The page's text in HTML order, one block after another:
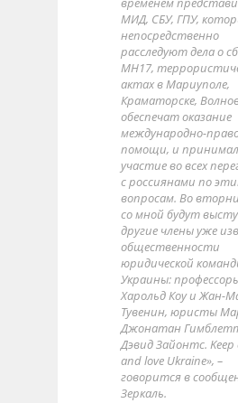
МИД, СБУ, ГПУ,
непосредственно
расследуют дела о
МН17,
актах в Мариуполе,
Краматорске,
обеспечат оказание
международно-
помощи, и
участие во всех
с россиянами по
вопросам. Во
со мной будут
другие члены уже
общественности
юридической
Украины:
Харольд Коу и Жан-
Тувенин, юристы
Джонатан
Дэвид Зайонтс. Keep
and love Ukraine», –
говорится в
Зеркаль.